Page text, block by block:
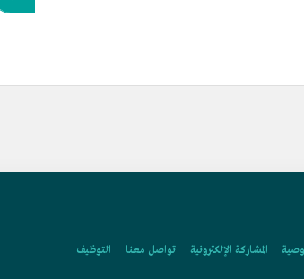
المشاركة الإلكترونية تواصل معنا التوظيف